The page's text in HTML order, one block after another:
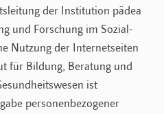
der Institution pädea
und Forschung im Sozial-
Nutzung der Internetseiten
für Bildung, Beratung und
ist
personenbezogener